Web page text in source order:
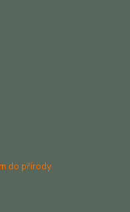
do přírody